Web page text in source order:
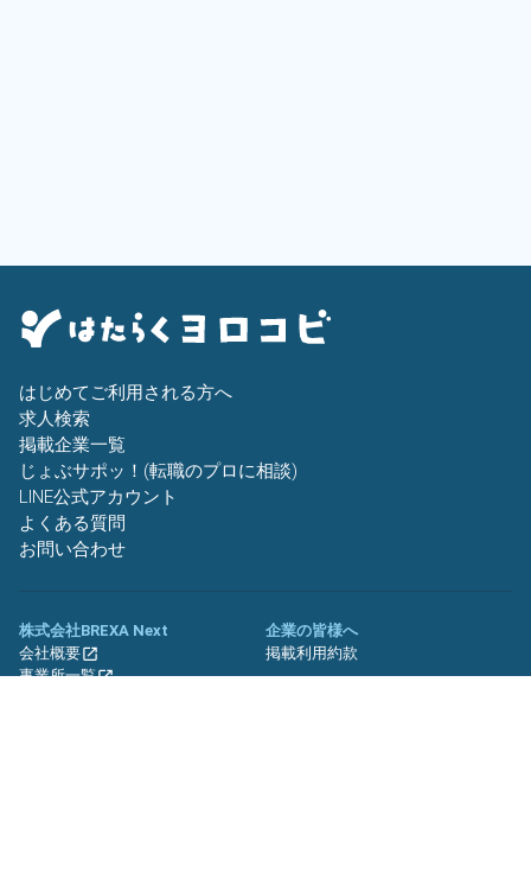
はじめてご利用される方へ
求人検索
掲載企業一覧
じょぶサポッ！(転職のプロに相談)
LINE公式アカウント
よくある質問
お問い合わせ
株式会社BREXA Next
会社概要
事業所一覧
企業の皆様へ
掲載利用約款